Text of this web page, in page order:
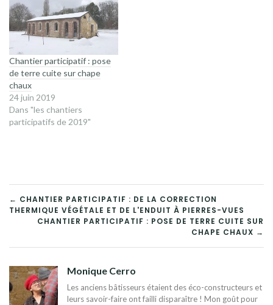
Chantier participatif : pose
de terre cuite sur chape
chaux
24 juin 2019
Dans "les chantiers
participatifs de 2019"
NAVIGATION
L’ARTICLE
← CHANTIER PARTICIPATIF : DE LA CORRECTION
THERMIQUE VÉGÉTALE ET DE L'ENDUIT À PIERRES-VUES
CHANTIER PARTICIPATIF : POSE DE TERRE CUITE SUR
CHAPE CHAUX →
Monique Cerro
Les anciens bâtisseurs étaient des éco-constructeurs et
leurs savoir-faire ont failli disparaître ! Mon goût pour